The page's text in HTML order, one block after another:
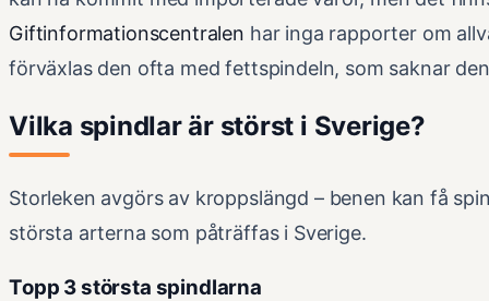
Giftinformationscentralen har inga rapporter om
förväxlas den ofta med fettspindeln, som saknar
Vilka spindlar är störst i Sverige?
Storleken avgörs av kroppslängd – benen kan få
största arterna som påträffas i Sverige.
Topp 3 största spindlarna